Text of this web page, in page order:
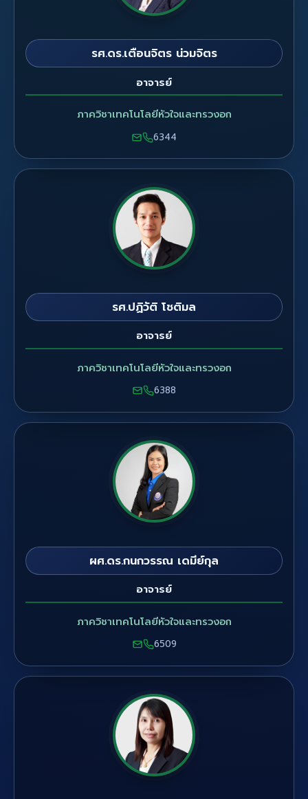
รศ.ดร.เตือนจิตร น่วมจิตร
อาจารย์
ภาควิชาเทคโนโลยีหัวใจและทรวงอก
6344
รศ.ปฏิวัติ โชติมล
อาจารย์
ภาควิชาเทคโนโลยีหัวใจและทรวงอก
6388
ผศ.ดร.กนกวรรณ เดมีย์กุล
อาจารย์
ภาควิชาเทคโนโลยีหัวใจและทรวงอก
6509